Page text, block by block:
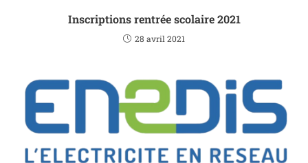
Inscriptions rentrée scolaire 2021
28 avril 2021